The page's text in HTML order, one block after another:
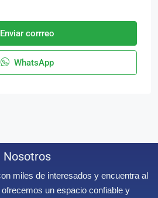
Enviar corrreo
WhatsApp
Nosotros
miles de interesados y encuentra al
un espacio confiable y